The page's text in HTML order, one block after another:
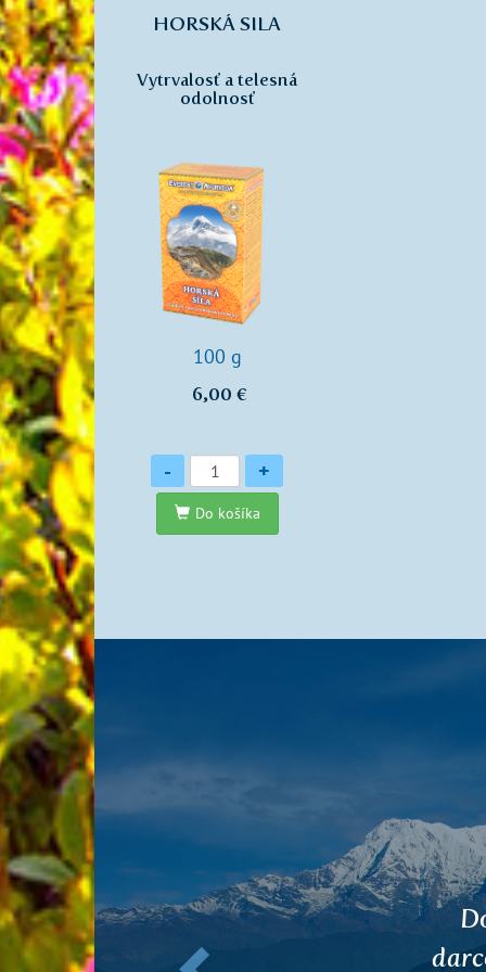
HORSKÁ SILA
Vytrvalosť a telesná
odolnosť
100 g
6,00 €
Množstvo
- +
Do košíka
Sú
Predchádzajúce